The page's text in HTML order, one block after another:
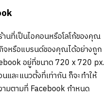
นที่เป็นไอคอนหรือโลโก้ของคุณ
จหรือแบรนด์ของคุณได้อย่างถูก
อยู่ที่ขนาด 720 x 720 px.
และแนวตั้งที่เท่ากัน ก็จะทำให้
มตามที่ Facebook กำหนด